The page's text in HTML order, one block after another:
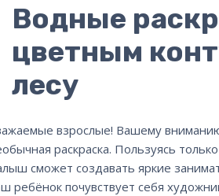
Водные
цветным
лесу
взрослые! Вашему
раскраска. Пользуясь
сможет создавать яркие
ребёнок почувствует себя